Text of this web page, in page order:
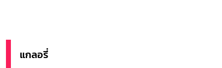
แกลอรี่